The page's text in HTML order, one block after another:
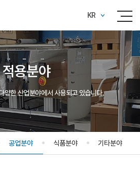
KR
적용분야
양한 산업분야에서 사용되고 있습니다.
공업분야 식품분야 기타분야